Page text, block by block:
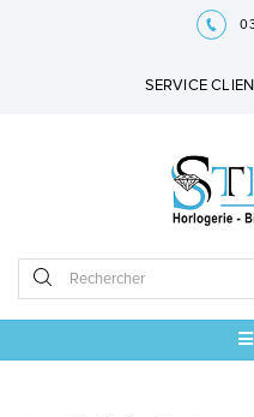
SERVICE